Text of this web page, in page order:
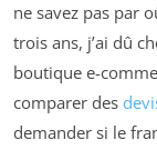
ne savez pas par
trois ans, j’ai dû
boutique e-
comparer des
demander si le